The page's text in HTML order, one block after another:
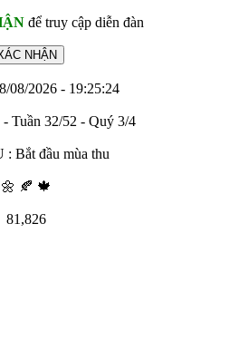
để truy cập diễn đàn
08/2026 - 19:25:24
Tuần 32/52 - Quý 3/4
Bắt đầu mùa thu
🌼 🍂 🍁
81,826